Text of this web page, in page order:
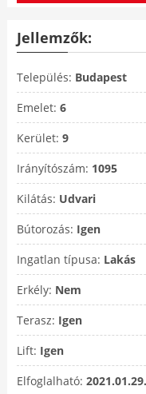
Jellemzők:
Település: Budapest
Emelet: 6
Kerület: 9
Irányítószám: 1095
Kilátás: Udvari
Bútorozás: Igen
Ingatlan típusa: Lakás
Erkély: Nem
Terasz: Igen
Lift: Igen
Elfoglalható: 2021.01.29.